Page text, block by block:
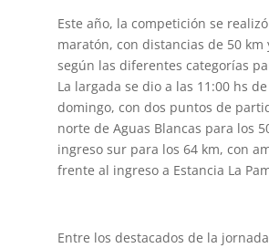
Este año, la competición se
maratón, con distancias de 50 km
según las diferentes categorías
La largada se dio a las 11:00 hs
domingo, con dos puntos de
norte de Aguas Blancas para los
ingreso sur para los 64 km, con
frente al ingreso a Estancia La
Entre los destacados de la